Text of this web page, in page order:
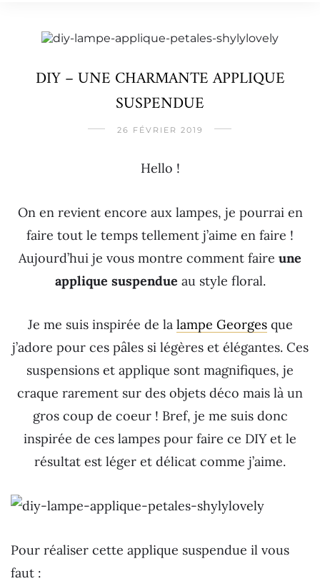
DIY – UNE CHARMANTE APPLIQUE
SUSPENDUE
26 FÉVRIER 2019
Hello !
On en revient encore aux lampes, je pourrai en
faire tout le temps tellement j’aime en faire !
Aujourd’hui je vous montre comment faire une
applique suspendue au style floral.
Je me suis inspirée de la lampe Georgesque
j’adore pour ces pâles si légères et élégantes. Ces
suspensions et applique sont magnifiques, je
craque rarement sur des objets déco mais là un
gros coup de coeur ! Bref, je me suis donc
inspirée de ces lampes pour faire ce DIY et le
résultat est léger et délicat comme j’aime.
Pour réaliser cette applique suspendue il vous
faut :